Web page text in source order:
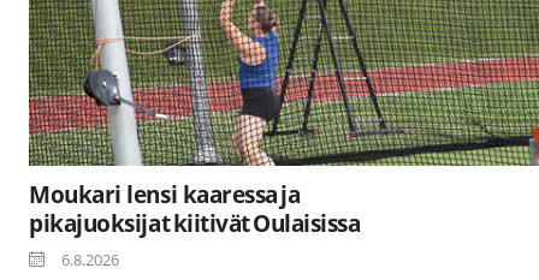
Moukari lensi kaaressa ja
pikajuoksijat kiitivät Oulaisissa
6.8.2026